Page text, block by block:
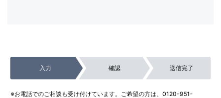
入力 確認 送信完了
※お電話でのご相談も受け付けています。ご希望の方は、 0120-951-